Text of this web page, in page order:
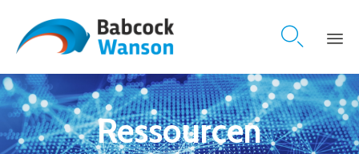

Skip
to
content
Ressourcen